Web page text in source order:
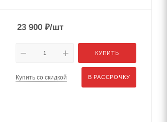
23 900 ₽/шт
КУПИТЬ
Купить со скидкой В РАССРОЧКУ